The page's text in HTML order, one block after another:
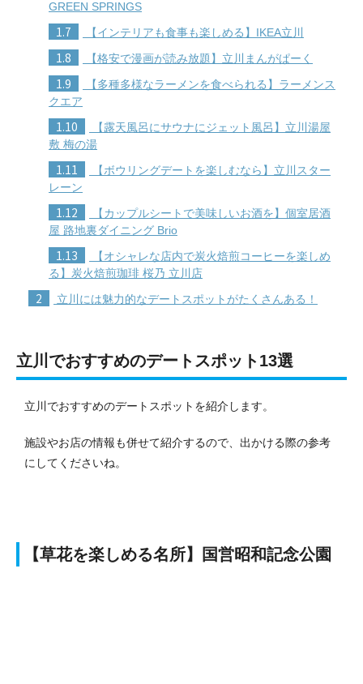
GREEN SPRINGS
1.7 【インテリアも食事も楽しめる】IKEA立川
1.8 【格安で漫画が読み放題】立川まんがぱーく
1.9
【多種多様なラーメンを食べられる】ラーメンス
クエア
1.10
【露天風呂にサウナにジェット風呂】立川湯屋
敷 梅の湯
1.11
【ボウリングデートを楽しむなら】立川スター
レーン
1.12
【カップルシートで美味しいお酒を】個室居酒
屋 路地裏ダイニング Brio
1.13
【オシャレな店内で炭火焙煎コーヒーを楽しめ
る】炭火焙煎珈琲 桜乃 立川店
2 立川には魅力的なデートスポットがたくさんある！
立川でおすすめのデートスポット13選
立川でおすすめのデートスポットを紹介します。
施設やお店の情報も併せて紹介するので、出かける際の参考
にしてくださいね。
【草花を楽しめる名所】国営昭和記念公園